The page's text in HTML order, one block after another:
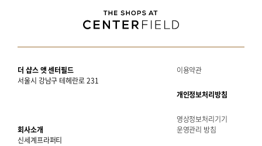
더 샵스 앳 센터필드
서울시 강남구 테헤란로 231
회사소개
신세계프라퍼티
이용약관
개인정보처리방침
영상정보처리기기
운영관리 방침